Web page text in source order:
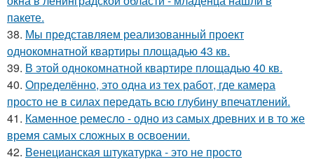
пакете.
38. Мы представляем реализованный проект
однокомнатной квартиры площадью 43 кв.
39. В этой однокомнатной квартире площадью 40 кв.
40. Определённо, это одна из тех работ, где камера
просто не в силах передать всю глубину впечатлений.
41. Каменное ремесло - одно из самых древних и в то же
время самых сложных в освоении.
42. Венецианская штукатурка - это не просто